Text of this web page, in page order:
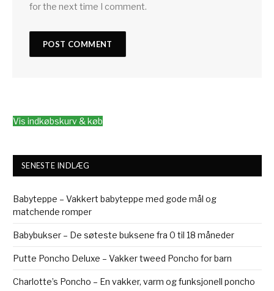
for the next time I comment.
Vis indkøbskurv & køb
SENESTE INDLÆG
Babyteppe – Vakkert babyteppe med gode mål og
matchende romper
Babybukser – De søteste buksene fra 0 til 18 måneder
Putte Poncho Deluxe – Vakker tweed Poncho for barn
Charlotte’s Poncho – En vakker, varm og funksjonell poncho